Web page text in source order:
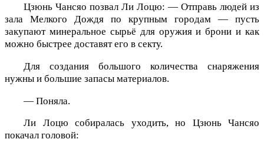
Цзюнь Чансяо позвал Ли Лоцю: — Отправь людей из
зала Мелкого Дождя по крупным городам — пусть
закупают минеральное сырьё для оружия и брони и как
можно быстрее доставят его в секту.
Для создания большого количества снаряжения
нужны и большие запасы материалов.
— Поняла.
Ли Лоцю собиралась уходить, но Цзюнь Чансяо
покачал головой: